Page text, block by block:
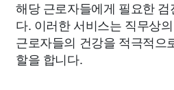
해당 근로자들에게 필요한
다. 이러한 서비스는 직무상
근로자들의 건강을 적극적으
할을 합니다.